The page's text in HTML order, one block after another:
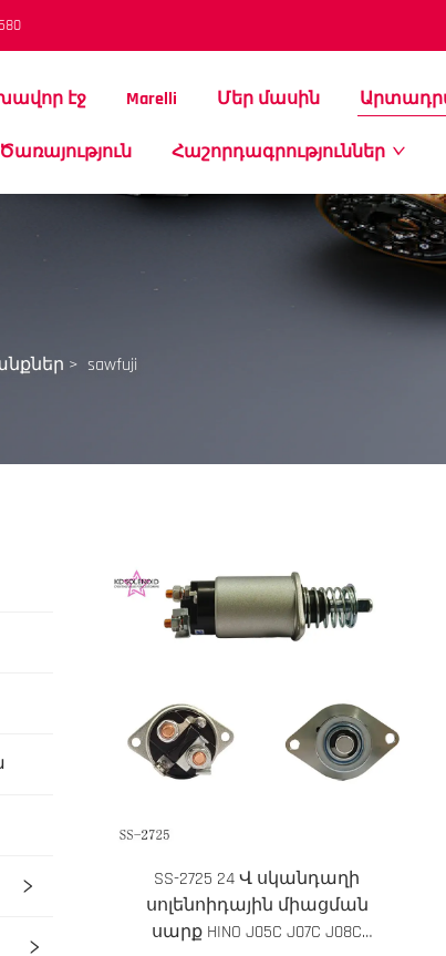
էջ Marelli Մեր մասին
Ծառայություն Հաշորդագրություններ
> sawfuji
SS-2725 24 Վ սկանդաղի
սոլենոիդային միացման
սարք HINO J05C J07C J08C